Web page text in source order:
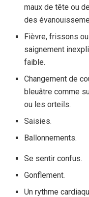
maux de tête ou
des
Fièvre, frissons
saignement
faible.
Changement de
bleuâtre comme
ou les orteils.
Saisies.
Ballonnements.
Se sentir confus.
Gonflement.
Un rythme